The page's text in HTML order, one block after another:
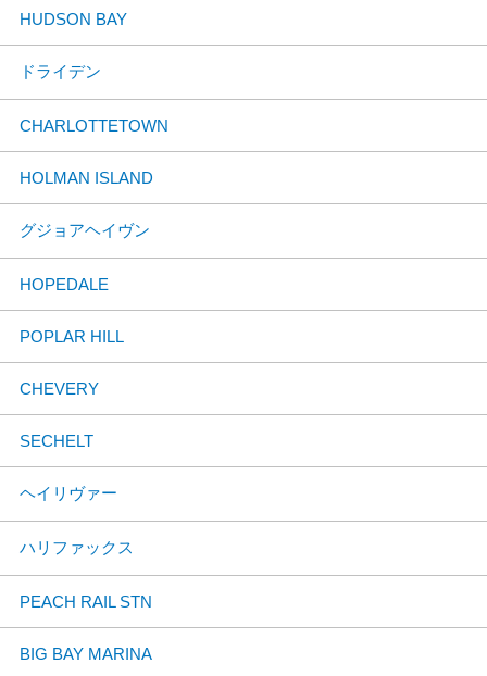
HUDSON BAY
ドライデン
CHARLOTTETOWN
HOLMAN ISLAND
グジョアヘイヴン
HOPEDALE
POPLAR HILL
CHEVERY
SECHELT
ヘイリヴァー
ハリファックス
PEACH RAIL STN
BIG BAY MARINA